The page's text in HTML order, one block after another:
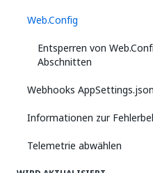
Web.Config
Entsperren von
Abschnitten
Webhooks AppSettings.json
Informationen zur
Telemetrie abwählen